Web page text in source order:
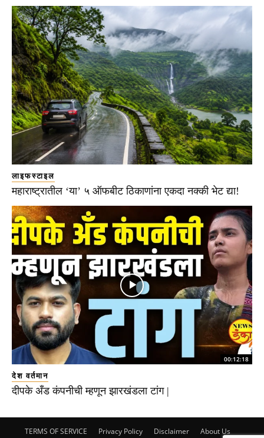
लाइफस्टाइल
महाराष्ट्रातील ‘या’ ५ ऑफबीट ठिकाणांना एकदा नक्की भेट द्या!
00:12:18
देश वर्तमान
दीपके अँड कंपनीची म्हणून झारखंडला टांग |
TERMS OF SERVICE Privacy Policy Disclaimer About Us